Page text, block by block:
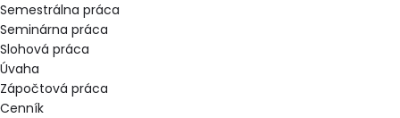
Semestrálna práca
Seminárna práca
Slohová práca
Úvaha
Zápočtová práca
Cenník